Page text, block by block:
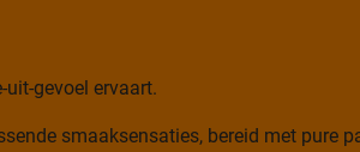
gevoel ervaart.
smaaksensaties, bereid met pure